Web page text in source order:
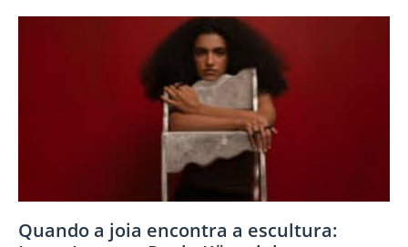
Quando a joia encontra a escultura: